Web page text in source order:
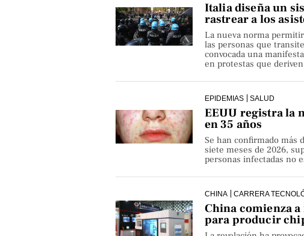
Italia diseña un
rastrear a los
La nueva norma
las personas que
convocada una
en protestas que
EPIDEMIAS SALUD
EEUU registra la
en 35 años
Se han confirmado más
siete meses de 2026,
personas infectadas no
CHINA CARRERA
China comienza
para producir